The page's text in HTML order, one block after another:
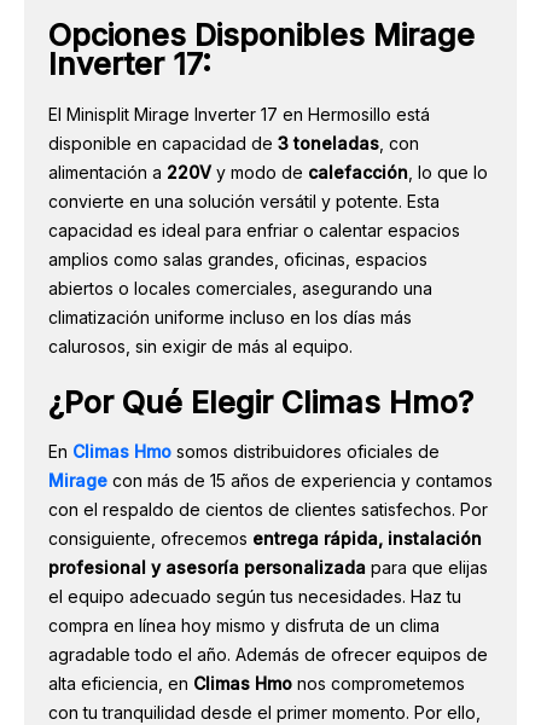
Opciones Disponibles Mirage
Inverter 17:
El Minisplit Mirage Inverter 17 en Hermosillo está
disponible en capacidad de 3 toneladas , con
alimentación a 220V y modo de calefacción , lo que lo
convierte en una solución versátil y potente. Esta
capacidad es ideal para enfriar o calentar espacios
amplios como salas grandes, oficinas, espacios
abiertos o locales comerciales, asegurando una
climatización uniforme incluso en los días más
calurosos, sin exigir de más al equipo.
¿Por Qué Elegir Climas Hmo?
En Climas Hmo somos distribuidores oficiales de
Mirage con más de 15 años de experiencia y contamos
con el respaldo de cientos de clientes satisfechos. Por
consiguiente, ofrecemos entrega rápida, instalación
profesional y asesoría personalizada para que elijas
el equipo adecuado según tus necesidades. Haz tu
compra en línea hoy mismo y disfruta de un clima
agradable todo el año. Además de ofrecer equipos de
alta eficiencia, en Climas Hmo nos comprometemos
con tu tranquilidad desde el primer momento. Por ello,